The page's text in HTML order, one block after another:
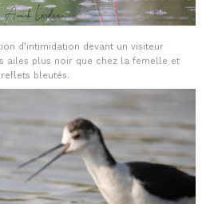
d’intimidation devant un visiteur
ailes plus noir que chez la femelle et
reflets bleutés.